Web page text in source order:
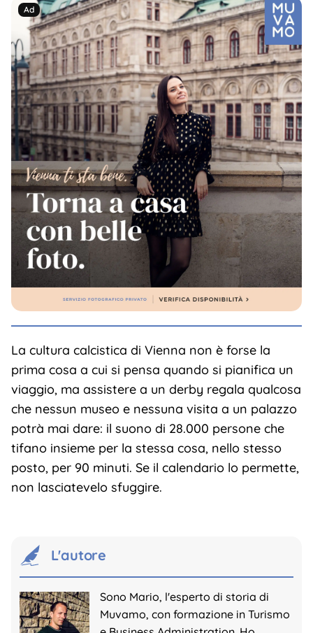
La cultura calcistica di Vienna non è forse la
prima cosa a cui si pensa quando si pianifica un
viaggio, ma assistere a un derby regala qualcosa
che nessun museo e nessuna visita a un palazzo
potrà mai dare: il suono di 28.000 persone che
tifano insieme per la stessa cosa, nello stesso
posto, per 90 minuti. Se il calendario lo permette,
non lasciatevelo sfuggire.
L'autore
Sono Mario, l'esperto di storia di
Muvamo, con formazione in Turismo